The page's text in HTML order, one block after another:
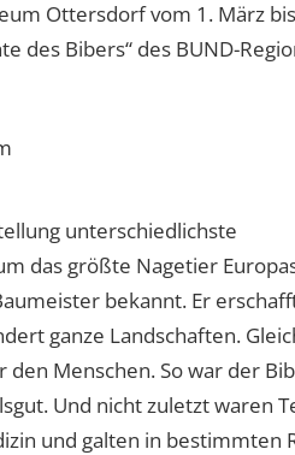
Ottersdorf vom 1. März
des Bibers“ des BUND-
unterschiedlichste
das größte Nagetier
bekannt. Er
ganze Landschaften.
Menschen. So war der
Und nicht zuletzt waren
und galten in bestimmten